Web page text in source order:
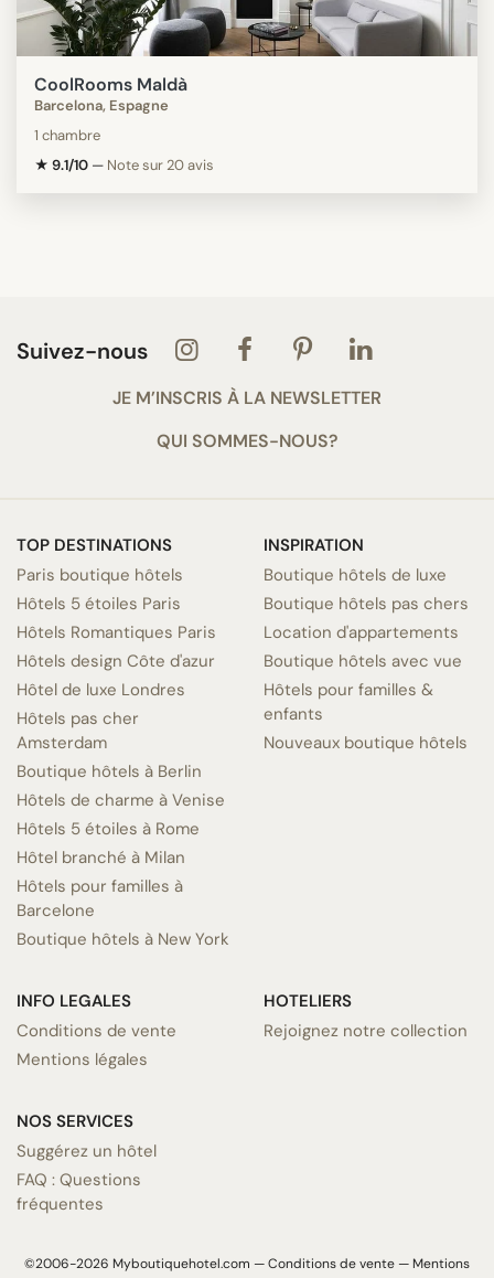
CoolRooms Maldà
Barcelona, Espagne
1 chambre
★ 9.1/10 — Note sur 20 avis
Suivez-nous
JE M’INSCRIS À LA NEWSLETTER
QUI SOMMES-NOUS?
TOP DESTINATIONS
Paris boutique hôtels
Hôtels 5 étoiles Paris
Hôtels Romantiques Paris
Hôtels design Côte d'azur
Hôtel de luxe Londres
Hôtels pas cher
Amsterdam
Boutique hôtels à Berlin
Hôtels de charme à Venise
Hôtels 5 étoiles à Rome
Hôtel branché à Milan
Hôtels pour familles à
Barcelone
Boutique hôtels à New York
INSPIRATION
Boutique hôtels de luxe
Boutique hôtels pas chers
Location d'appartements
Boutique hôtels avec vue
Hôtels pour familles &
enfants
Nouveaux boutique hôtels
INFO LEGALES
Conditions de vente
Mentions légales
NOS SERVICES
Suggérez un hôtel
FAQ : Questions
fréquentes
HOTELIERS
Rejoignez notre collection
©2006-2026 Myboutiquehotel.com —Conditions de vente —Mentions